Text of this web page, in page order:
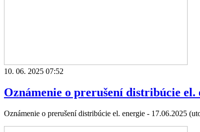
10. 06. 2025 07:52
Oznámenie o prerušení distribúcie el.
Oznámenie o prerušení distribúcie el. energie - 17.06.2025